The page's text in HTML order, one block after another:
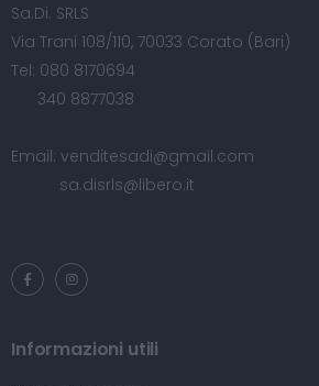
Sa.Di. SRLS
Via Trani 108/110, 70033 Corato (Bari)
Tel: 080 8170694
340 8877038
Email: venditesadi@gmail.com
sa.disrls@libero.it
Informazioni utili